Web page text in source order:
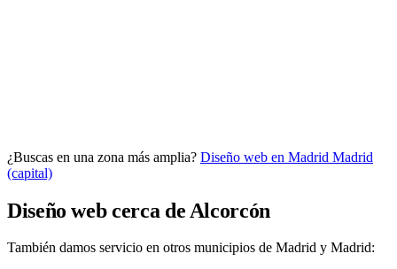
Quiero mi panel
¿Buscas en una zona más amplia? Diseño web en Madrid Madrid
(capital)
Diseño web cerca de Alcorcón
También damos servicio en otros municipios de Madrid y Madrid: